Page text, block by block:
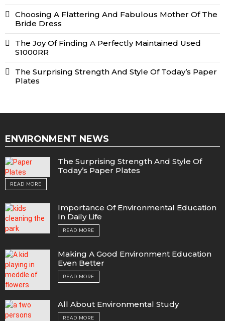
Choosing A Flattering And Fabulous Mother Of The
Bride Dress
The Joy Of Finding A Perfectly Maintained Used
S1000RR
The Surprising Strength And Style Of Today’s Paper
Plates
ENVIRONMENT NEWS
The Surprising Strength And Style Of
Today’s Paper Plates
READ MORE
Importance Of Environmental Education
In Daily Life
READ MORE
Mаking А Gооd Envirоnment Eduсаtiоn
Even Better
READ MORE
All About Environmental Study
READ MORE